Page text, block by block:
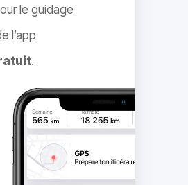
le guidage
l’app
.